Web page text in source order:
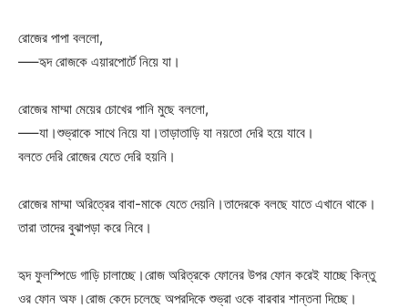
রোজের পাপা বললো,
—–হৃদ রোজকে এয়ারপোর্টে নিয়ে যা।
রোজের মাম্মা মেয়ের চোখের পানি মুছে বললো,
—–যা।শুভ্রাকে সাথে নিয়ে যা।তাড়াতাড়ি যা নয়তো দেরি হয়ে যাবে।
বলতে দেরি রোজের যেতে দেরি হয়নি।
রোজের মাম্মা অরিত্রের বাবা-মাকে যেতে দেয়নি।তাদেরকে বলছে যাতে এখানে থাকে।
তারা তাদের বুঝাপড়া করে নিবে।
হৃদ ফুলস্পিডে গাড়ি চালাচ্ছে।রোজ অরিত্রকে ফোনের উপর ফোন করেই যাচ্ছে কিন্তু
ওর ফোন অফ।রোজ কেদে চলেছে অপরদিকে শুভ্রা ওকে বারবার শান্তনা দিচ্ছে।